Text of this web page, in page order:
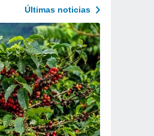
Últimas noticias